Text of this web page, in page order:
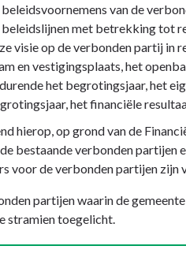
van de
beleidslijnen met betrekking tot
visie op de verbonden partij in
en vestigingsplaats, het
het begrotingsjaar, het
het financiële
hierop, op grond van de
bestaande verbonden partijen
voor de verbonden partijen
partijen waarin de
stramien toegelicht.